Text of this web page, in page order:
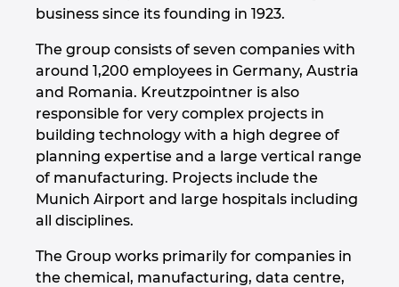
business since its founding in 1923.
The group consists of seven companies with
around 1,200 employees in Germany, Austria
and Romania. Kreutzpointner is also
responsible for very complex projects in
building technology with a high degree of
planning expertise and a large vertical range
of manufacturing. Projects include the
Munich Airport and large hospitals including
all disciplines.
The Group works primarily for companies in
the chemical, manufacturing, data centre,